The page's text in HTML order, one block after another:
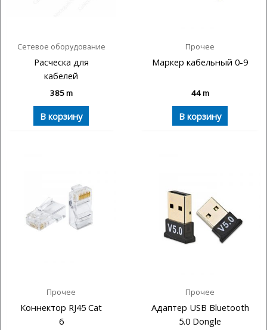
Сетевое оборудование
Расческа для
кабелей
385m
В корзину
Прочее
Маркер кабельный 0-9
44m
В корзину
Прочее
Коннектор RJ45 Cat
6
Прочее
Адаптер USB Bluetooth
5.0 Dongle